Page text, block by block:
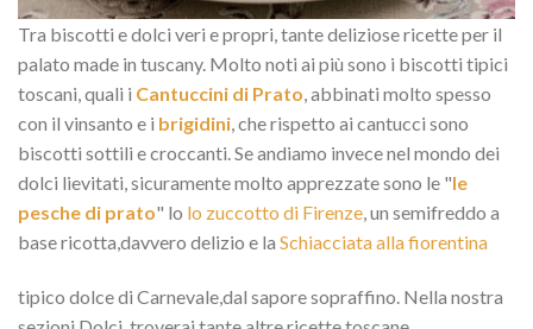
Tra biscotti e dolci veri e propri, tante deliziose ricette per il
palato made in tuscany. Molto noti ai più sono i biscotti tipici
toscani, quali i Cantuccini di Prato, abbinati molto spesso
con il vinsanto e i brigidini, che rispetto ai cantucci sono
biscotti sottili e croccanti. Se andiamo invece nel mondo dei
dolci lievitati, sicuramente molto apprezzate sono le "le
pesche di prato" lo lo zuccotto di Firenze, un semifreddo a
base ricotta,davvero delizio e la Schiacciata alla fiorentina
tipico dolce di Carnevale,dal sapore sopraffino. Nella nostra